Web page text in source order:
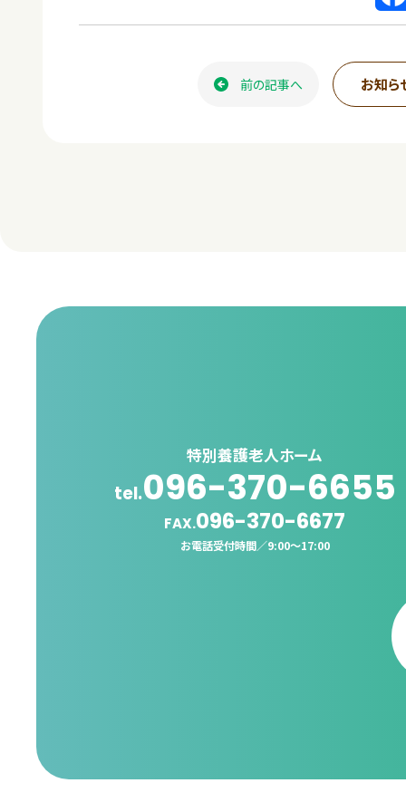
a
c
e
お知ら
前の記事へ
特別養護老人ホーム
tel.096-370-6655
FAX.096-370-6677
お電話受付時間／9:00〜17:00